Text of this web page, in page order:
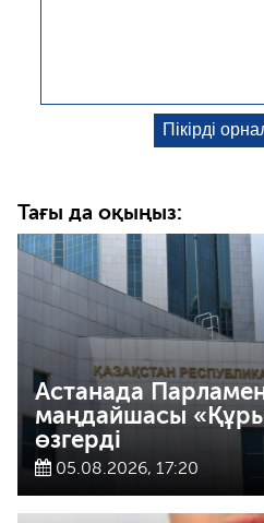
Тағы да оқыңыз:
Астанада
маңдайшасы
өзгерді
05.08.2026, 17:20